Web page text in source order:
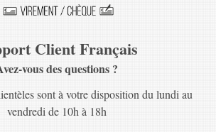
Client Français
vous des questions ?
sont à votre disposition du lundi au
vendredi de 10h à 18h